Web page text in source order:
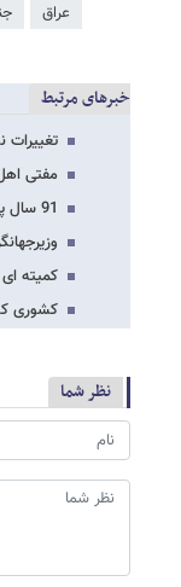
عراق
خبرهای مرتبط
تغییرات
مفتی
91 سال پیش در چنین روزی....عراق
کمیته
کشوری
نظر شما